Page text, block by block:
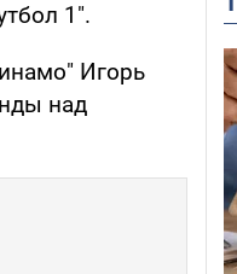
1".
Игорь
над